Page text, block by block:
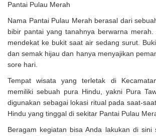
Pantai Pulau Merah
Nama Pantai Pulau Merah berasal dari
bibir pantai yang tanahnya berwarna merah.
mendekat ke bukit saat air sedang surut.
dan semak hijau dan hanya menyajikan
sore hari.
Tempat wisata yang terletak di
memiliki sebuah pura Hindu, yakni Pura
digunakan sebagai lokasi ritual pada saat-
Hindu yang tinggal di sekitar Pantai Pulau
Beragam kegiatan bisa Anda lakukan di sini